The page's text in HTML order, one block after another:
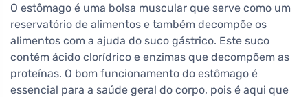
O estômago é uma bolsa muscular que serve como um
reservatório de alimentos e também decompõe os
alimentos com a ajuda do suco gástrico. Este suco
contém ácido clorídrico e enzimas que decompõem as
proteínas. O bom funcionamento do estômago é
essencial para a saúde geral do corpo, pois é aqui que